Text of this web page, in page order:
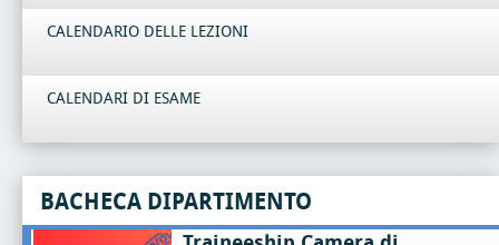
CALENDARIO DELLE LEZIONI
CALENDARI DI ESAME
BACHECA DIPARTIMENTO